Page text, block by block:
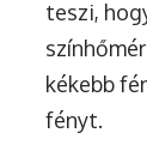
teszi,
kékebb
fényt.